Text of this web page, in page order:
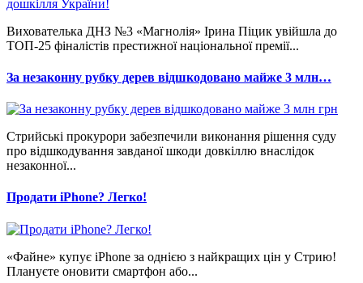
Вихователька ДНЗ №3 «Магнолія» Ірина Піцик увійшла до
ТОП-25 фіналістів престижної національної премії...
За незаконну рубку дерев відшкодовано майже 3 млн…
Стрийські прокурори забезпечили виконання рішення суду
про відшкодування завданої шкоди довкіллю внаслідок
незаконної...
Продати iPhone? Легко!
«Файне» купує iPhone за однією з найкращих цін у Стрию!
Плануєте оновити смартфон або...